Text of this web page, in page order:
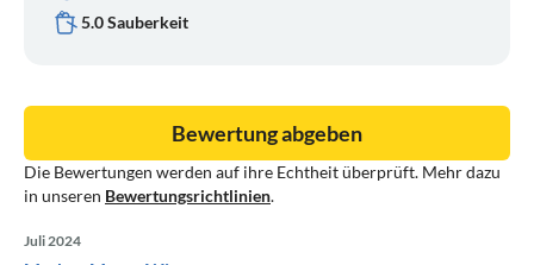
5.0 Sauberkeit
Die Bewertungen werden auf ihre Echtheit überprüft. Mehr dazu
in unseren Bewertungsrichtlinien.
Bewertung abgeben
Juli 2024